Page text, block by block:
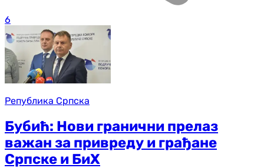
6
Република Српска
Бубић: Нови гранични прелаз
важан за привреду и грађане
Српске и БиХ